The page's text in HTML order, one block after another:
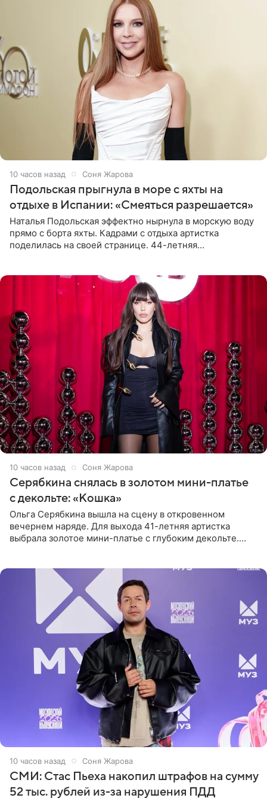
10 часов назад Соня Жарова
Подольская прыгнула в море с яхты на
отдыхе в Испании: «Смеяться разрешается»
Наталья Подольская эффектно нырнула в морскую воду
прямо с борта яхты. Кадрами с отдыха артистка
поделилась на своей странице. 44-летняя
10 часов назад Соня Жарова
Серябкина снялась в золотом мини-платье
с декольте: «Кошка»
Ольга Серябкина вышла на сцену в откровенном
вечернем наряде. Для выхода 41-летняя артистка
выбрала золотое мини-платье с глубоким декольте.
10 часов назад Соня Жарова
СМИ: Стас Пьеха накопил штрафов на сумму
52 тыс. рублей из-за нарушения ПДД